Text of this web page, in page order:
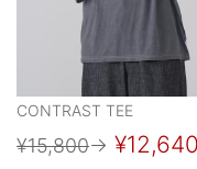
CONTRAST TEE
¥15,800→ ¥12,640